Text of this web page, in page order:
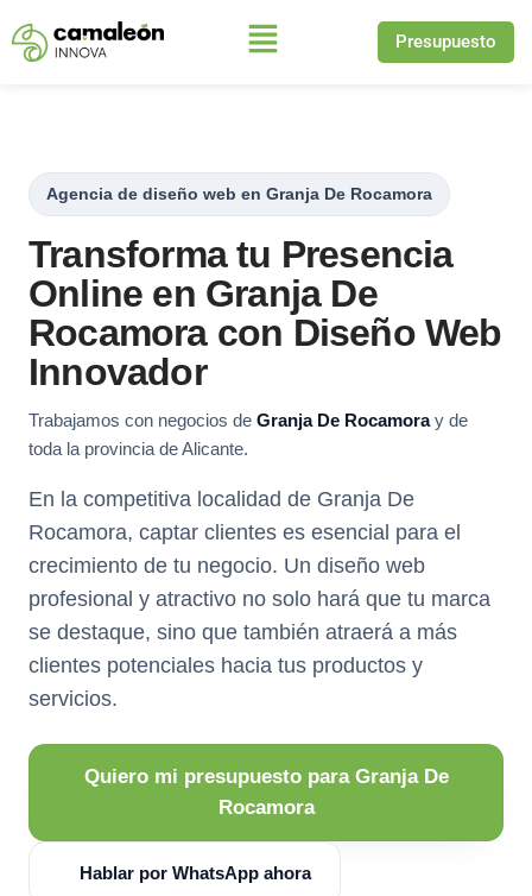
Saltar
Presupuesto
Agencia de diseño web en Granja De Rocamora
Transforma tu Presencia
Online en Granja De
Rocamora con Diseño Web
Innovador
Trabajamos con negocios de Granja De Rocamoray de
toda la provincia de Alicante.
En la competitiva localidad de Granja De
Rocamora, captar clientes es esencial para el
crecimiento de tu negocio. Un diseño web
profesional y atractivo no solo hará que tu marca
se destaque, sino que también atraerá a más
clientes potenciales hacia tus productos y
servicios.
Quiero mi presupuesto para Granja De
Rocamora
Hablar por WhatsApp ahora